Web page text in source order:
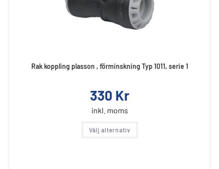
Rak koppling plasson , förminskning Typ 1011, serie 1
330 Kr
inkl. moms
Välj alternativ